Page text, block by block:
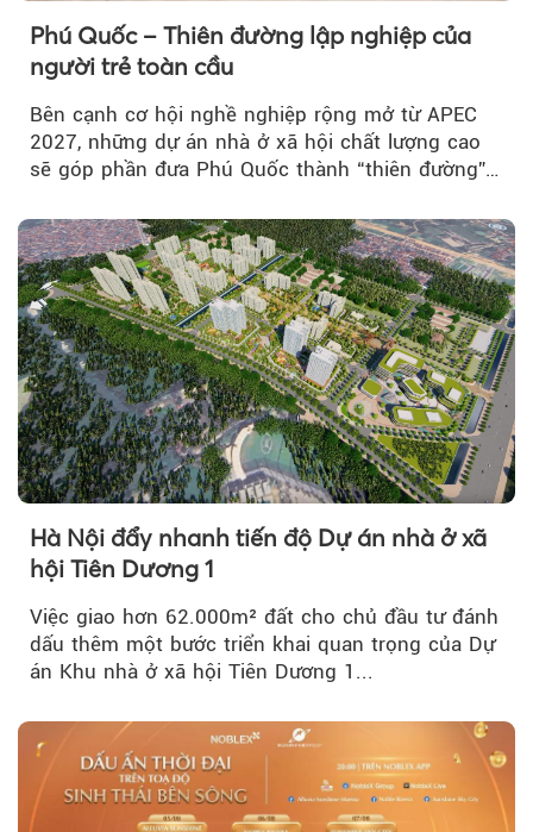
Phú Quốc – Thiên đường lập nghiệp của
người trẻ toàn cầu
Bên cạnh cơ hội nghề nghiệp rộng mở từ APEC
2027, những dự án nhà ở xã hội chất lượng cao
sẽ góp phần đưa Phú Quốc thành “thiên đường”
Hà Nội đẩy nhanh tiến độ Dự án nhà ở xã
hội Tiên Dương 1
Việc giao hơn 62.000m² đất cho chủ đầu tư đánh
dấu thêm một bước triển khai quan trọng của Dự
án Khu nhà ở xã hội Tiên Dương 1...